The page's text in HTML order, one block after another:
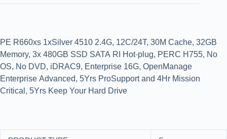
PE R660xs 1xSilver 4510 2.4G, 12C/24T, 30M Cache, 32GB
Memory, 3x 480GB SSD SATA RI Hot-plug, PERC H755, No
OS, No DVD, iDRAC9, Enterprise 16G, OpenManage
Enterprise Advanced, 5Yrs ProSupport and 4Hr Mission
Critical, 5Yrs Keep Your Hard Drive